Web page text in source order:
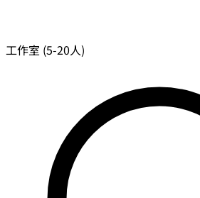
工作室 (5-20人)